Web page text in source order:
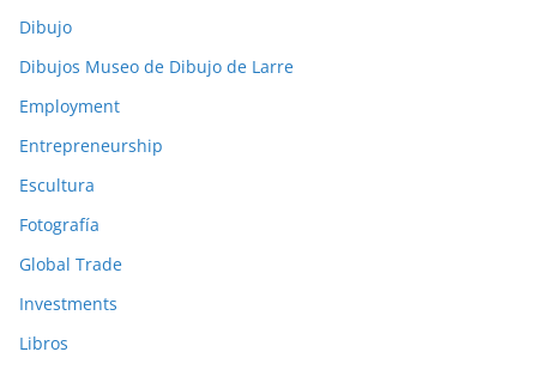
Dibujo
Dibujos Museo de Dibujo de Larre
Employment
Entrepreneurship
Escultura
Fotografía
Global Trade
Investments
Libros